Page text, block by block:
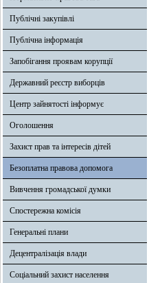
Публічні закупівлі
Публічна інформація
Запобігання проявам корупції
Державний реєстр виборців
Центр зайнятості інформує
Оголошення
Захист прав та інтересів дітей
Безоплатна правова допомога
Вивчення громадської думки
Спостережна комісія
Генеральні плани
Децентралізація влади
Соціальний захист населення